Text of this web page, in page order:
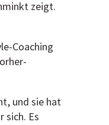
zeigt.
Coaching
und sie hat
sich. Es